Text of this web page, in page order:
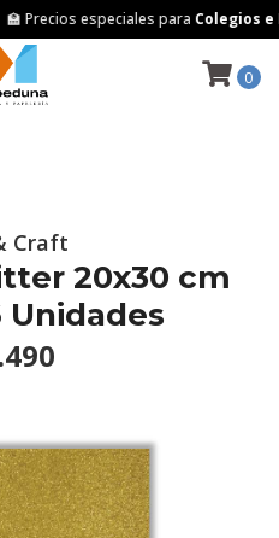
🏫 Precios especiales paraColegios e
0
Craft
20x30 cm
Unidades